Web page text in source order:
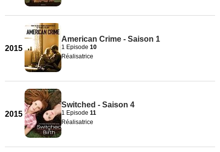
2015
American Crime - Saison 1
1 Episode 10
Réalisatrice
2015
Switched - Saison 4
1 Episode 11
Réalisatrice